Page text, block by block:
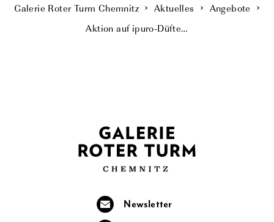
Galerie Roter Turm Chemnitz Aktuelles
Angebote
Aktion auf ipuro-Düfte…
Newsletter